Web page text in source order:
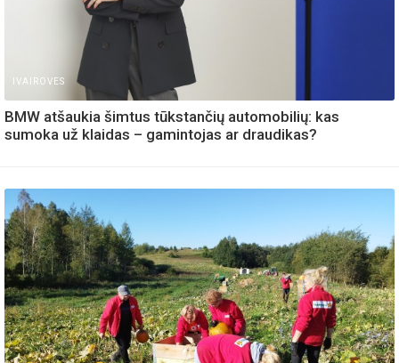
IVAIROVES
BMW atšaukia šimtus tūkstančių automobilių: kas
sumoka už klaidas – gamintojas ar draudikas?